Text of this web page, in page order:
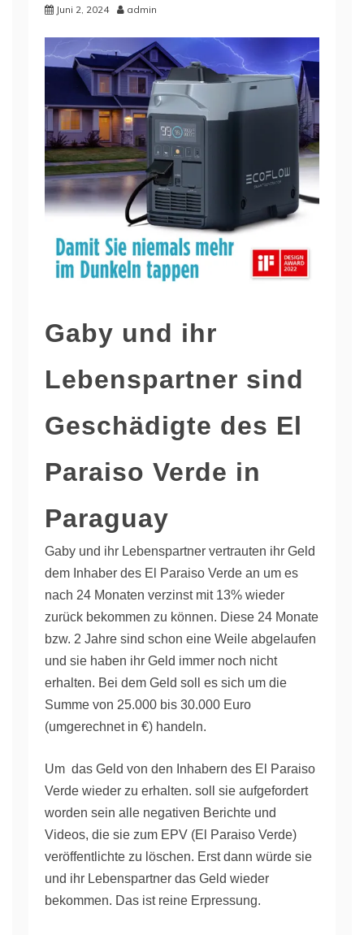
Juni 2, 2024 admin
Gaby und ihr
Lebenspartner sind
Geschädigte des El
Paraiso Verde in
Paraguay
Gaby und ihr Lebenspartner vertrauten ihr Geld
dem Inhaber des El Paraiso Verde an um es
nach 24 Monaten verzinst mit 13% wieder
zurück bekommen zu können. Diese 24 Monate
bzw. 2 Jahre sind schon eine Weile abgelaufen
und sie haben ihr Geld immer noch nicht
erhalten. Bei dem Geld soll es sich um die
Summe von 25.000 bis 30.000 Euro
(umgerechnet in €) handeln.
Um das Geld von den Inhabern des El Paraiso
Verde wieder zu erhalten. soll sie aufgefordert
worden sein alle negativen Berichte und
Videos, die sie zum EPV (El Paraiso Verde)
veröffentlichte zu löschen. Erst dann würde sie
und ihr Lebenspartner das Geld wieder
bekommen. Das ist reine Erpressung.